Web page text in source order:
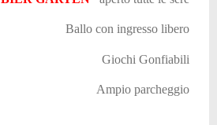
Ballo con ingresso libero
Giochi Gonfiabili
Ampio parcheggio